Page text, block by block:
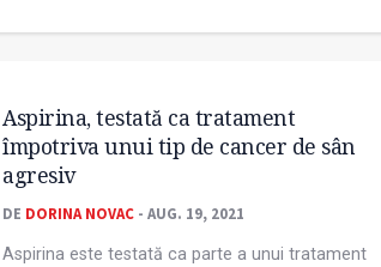
Aspirina, testată ca tratament
împotriva unui tip de cancer de sân
agresiv
DE DORINA NOVAC - AUG. 19, 2021
Aspirina este testată ca parte a unui tratament